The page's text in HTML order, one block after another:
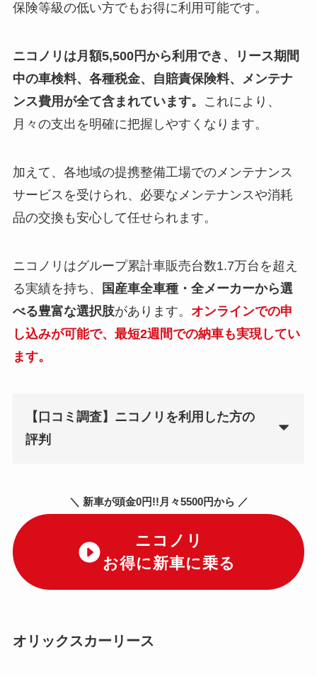
保険等級の低い方でもお得に利用可能です。
ニコノリは月額5,500円から利用でき、リース期間
中の車検料、各種税金、自賠責保険料、メンテナ
ンス費用が全て含まれています。
これにより、
月々の支出を明確に把握しやすくなります。
加えて、各地域の提携整備工場でのメンテナンス
サービスを受けられ、必要なメンテナンスや消耗
品の交換も安心して任せられます。
ニコノリはグループ累計車販売台数1.7万台を超え
る実績を持ち、
国産車全車種・全メーカーから選
べる豊富な選択肢があります。 オンラインでの申
し込みが可能で、最短2週間での納車も実現してい
ます。
【口コミ調査】ニコノリを利用した方の
評判
＼ 新車が頭金0円!!月々5500円から ／
ニコノリ
お得に新車に乗る
オリックスカーリース